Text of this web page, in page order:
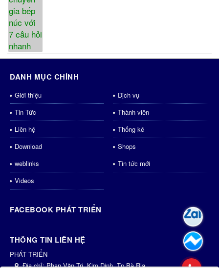
DANH MỤC CHÍNH
Giới thiệu
Dịch vụ
Tin Tức
Thành viên
Liên hệ
Thống kê
Download
Shops
weblinks
Tin tức mới
Videos
FACEBOOK PHÁT TRIỂN
THÔNG TIN LIÊN HỆ
PHÁT TRIỂN
Địa chỉ:Phan Văn Trị, Kim Dinh, Tp.Bà Rịa